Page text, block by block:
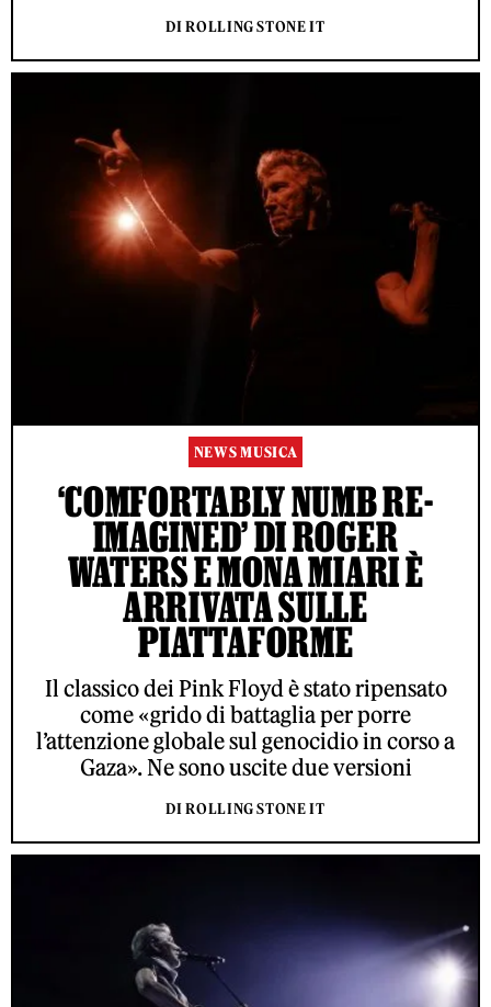
DI ROLLING STONE IT
NEWS MUSICA
‘COMFORTABLY NUMB RE-
IMAGINED’ DI ROGER
WATERS E MONA MIARI È
ARRIVATA SULLE
PIATTAFORME
Il classico dei Pink Floyd è stato ripensato
come «grido di battaglia per porre
l’attenzione globale sul genocidio in corso a
Gaza». Ne sono uscite due versioni
DI ROLLING STONE IT